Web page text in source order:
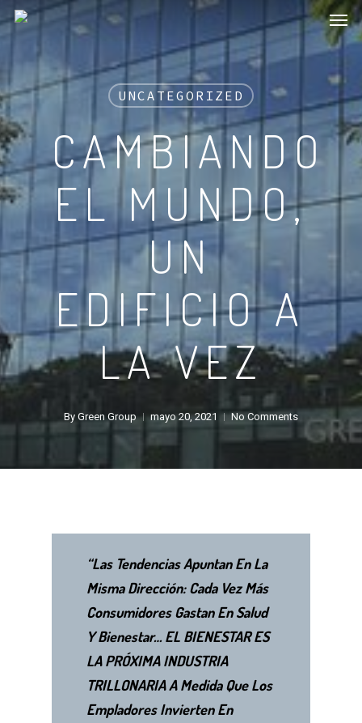
Skip
content
UNCATEGORIZED
CAMBIANDO
EL MUNDO,
UN
EDIFICIO A
LA VEZ
By Green Group mayo 20, 2021 No Comments
“Las Tendencias Apuntan En La
Misma Dirección: Cada Vez Más
Consumidores Gastan En Salud
Y Bienestar… EL BIENESTAR ES
LA PRÓXIMA INDUSTRIA
TRILLONARIA A Medida Que Los
Empladores Invierten En